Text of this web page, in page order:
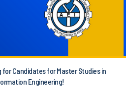
Candidates for Master Studies in
Engineering!